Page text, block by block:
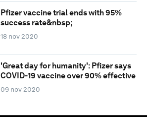
Pfizer vaccine trial ends with 95%
success rate&nbsp;
18 nov 2020
'Great day for humanity': Pfizer says
COVID-19 vaccine over 90% effective
09 nov 2020